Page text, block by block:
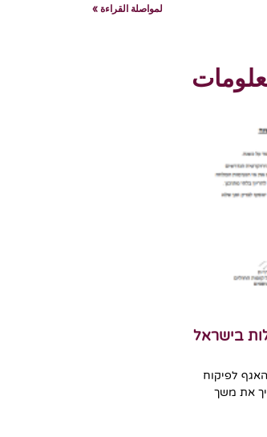
لمواصلة القراءة »
בישראל
מהאגף לפיקוח
את משך